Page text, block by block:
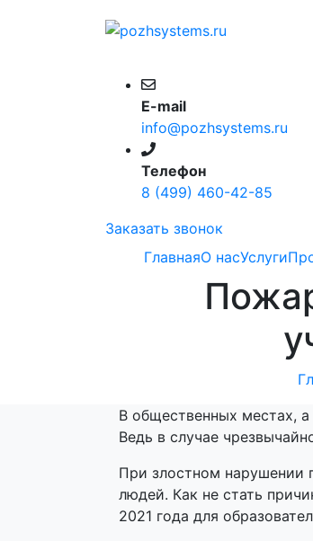
E-mail
info@pozhsystems.ru
Телефон
8 (499) 460-42-85
Заказать звонок
ГлавнаяО насУслуги
В общественных местах,
Ведь в случае
При злостном нарушении
людей. Как не стать
2021 года для